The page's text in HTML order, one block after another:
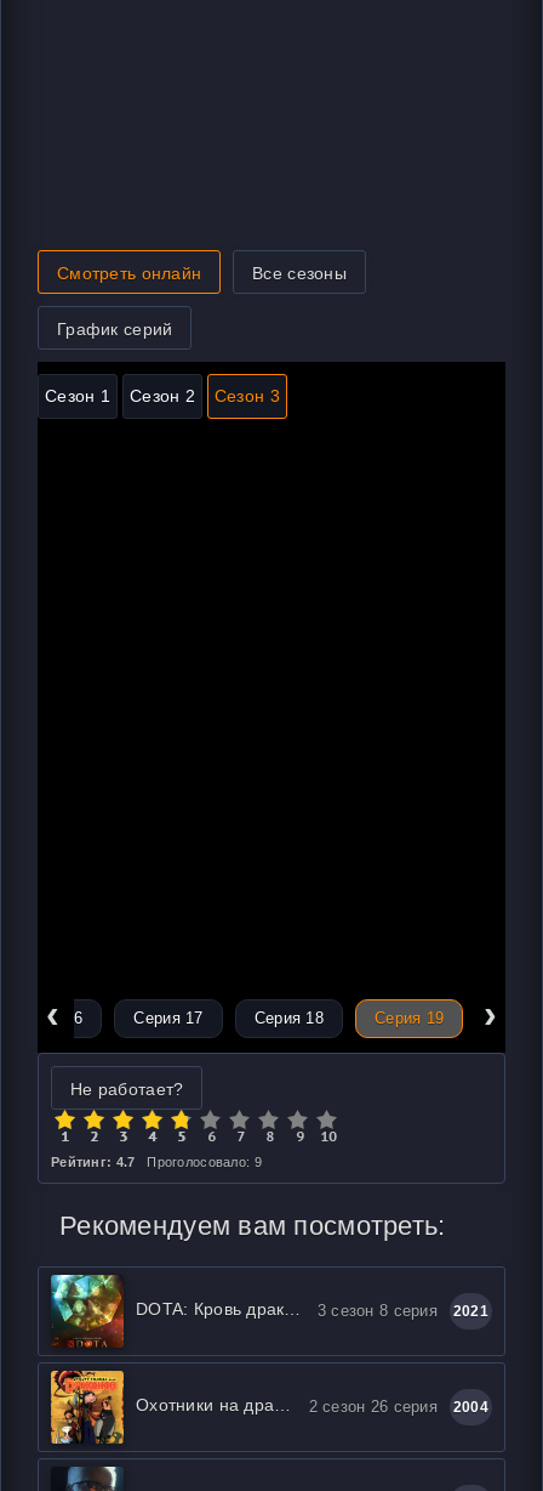
Смотреть онлайн Все сезоны
График серий
Сезон 1 Сезон 2 Сезон 3
‹
Серия 16 Серия 17 Серия 18 Серия 19 ›
Не работает?
Рейтинг: 4.7 Проголосовало: 9
Рекомендуем вам посмотреть:
3 сезон 8 серия 2021
2 сезон 26 серия 2004